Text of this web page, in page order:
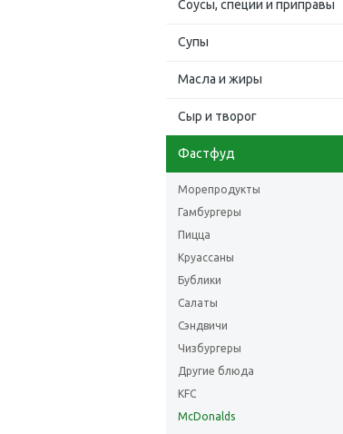
Соусы, специи и приправы
Супы
Масла и жиры
Сыр и творог
Фастфуд
Морепродукты
Гамбургеры
Пицца
Круассаны
Бублики
Салаты
Сэндвичи
Чизбургеры
Другие блюда
KFC
McDonalds